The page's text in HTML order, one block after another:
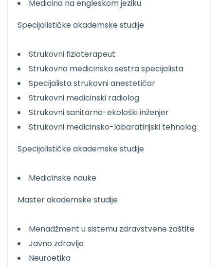
Medicina na engleskom jeziku
Specijalističke akademske studije
Strukovni fizioterapeut
Strukovna medicinska sestra specijalista
Specijalista strukovni anestetičar
Strukovni medicinski radiolog
Strukovni sanitarno-ekološki inženjer
Strukovni medicinsko-labaratirijski tehnolog
Specijalističke akademske studije
Medicinske nauke
Master akademske studije
Menadžment u sistemu zdravstvene zaštite
Javno zdravlje
Neuroetika